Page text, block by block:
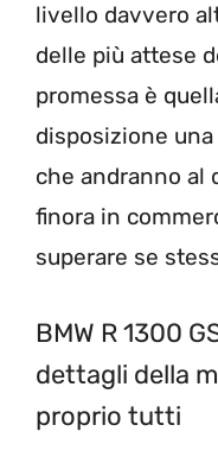
livello davvero
delle più attese
promessa è
disposizione
che andranno al
finora in
superare se
BMW R 1300
dettagli della
proprio tutti